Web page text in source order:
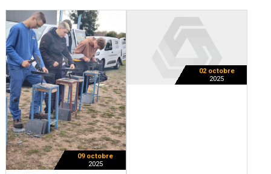
09 octobre
2025
02 octobre
2025